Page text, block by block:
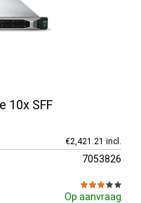
10x SFF
€2,421.21 incl.
7053826
Op aanvraag